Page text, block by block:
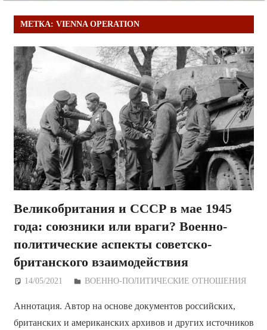
МЕТКА: VIENNA OPERATION
Великобритания и СССР в мае 1945
года: союзники или враги? Военно-
политические аспекты советско-
британского взаимодействия
14/05/2021 Дежурный по Редакции
ВОЕННО-ПОЛИТИЧЕСКИE ОТНОШЕНИЯ
Аннотация. Автор на основе документов российских,
британских и американских архивов и других источников